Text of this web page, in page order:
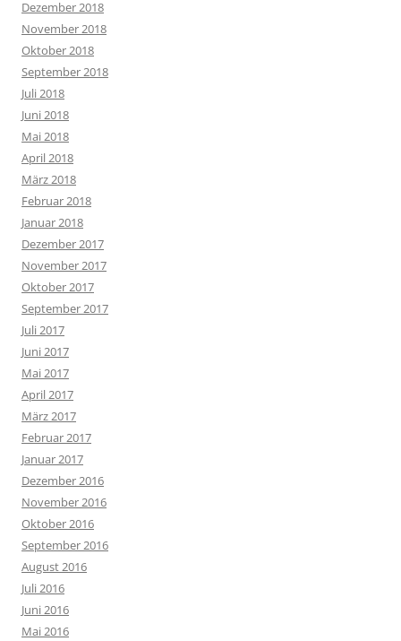
Dezember 2018
November 2018
Oktober 2018
September 2018
Juli 2018
Juni 2018
Mai 2018
April 2018
März 2018
Februar 2018
Januar 2018
Dezember 2017
November 2017
Oktober 2017
September 2017
Juli 2017
Juni 2017
Mai 2017
April 2017
März 2017
Februar 2017
Januar 2017
Dezember 2016
November 2016
Oktober 2016
September 2016
August 2016
Juli 2016
Juni 2016
Mai 2016